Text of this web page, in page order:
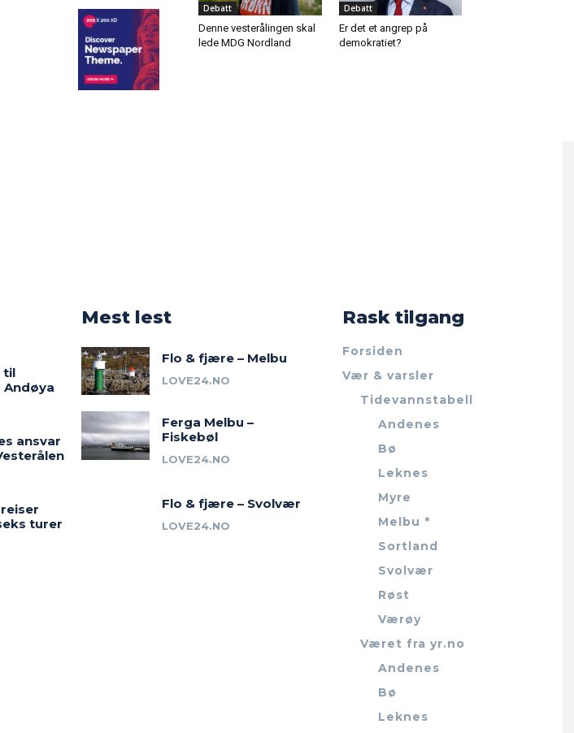
Debatt
Denne vesterålingen skal
lede MDG Nordland
Debatt
Er det et angrep på
demokratiet?
til
Andøya
ansvar
turer
Mest lest
Flo & fjære – Melbu
LOVE24.NO
Ferga Melbu –
Fiskebøl
LOVE24.NO
Flo & fjære – Svolvær
LOVE24.NO
Rask tilgang
Forsiden
Vær & varsler
Tidevannstabell
Andenes
Bø
Leknes
Myre
Melbu *
Sortland
Svolvær
Røst
Værøy
Været fra yr.no
Andenes
Bø
Leknes